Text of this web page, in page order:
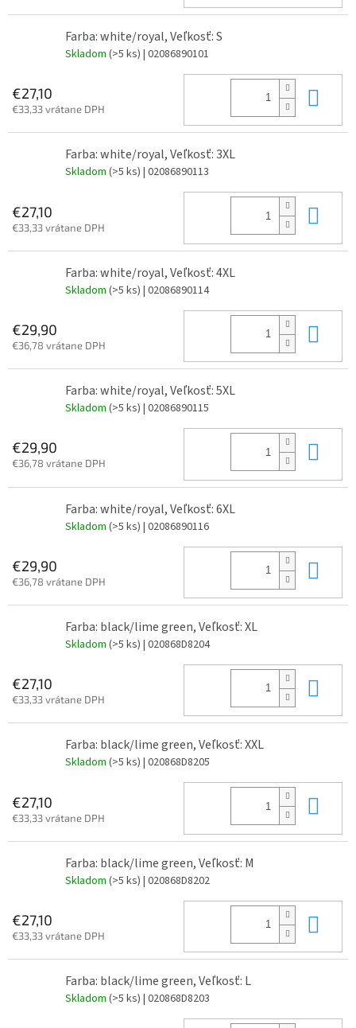
Farba: white/royal, Veľkosť: S
Skladom (>5 ks) | 02086890101
€27,10
€33,33 vrátane DPH
Farba: white/royal, Veľkosť: 3XL
Skladom (>5 ks) | 02086890113
€27,10
€33,33 vrátane DPH
Farba: white/royal, Veľkosť: 4XL
Skladom (>5 ks) | 02086890114
€29,90
€36,78 vrátane DPH
Farba: white/royal, Veľkosť: 5XL
Skladom (>5 ks) | 02086890115
€29,90
€36,78 vrátane DPH
Farba: white/royal, Veľkosť: 6XL
Skladom (>5 ks) | 02086890116
€29,90
€36,78 vrátane DPH
Farba: black/lime green, Veľkosť: XL
Skladom (>5 ks) | 020868D8204
€27,10
€33,33 vrátane DPH
Farba: black/lime green, Veľkosť: XXL
Skladom (>5 ks) | 020868D8205
€27,10
€33,33 vrátane DPH
Farba: black/lime green, Veľkosť: M
Skladom (>5 ks) | 020868D8202
€27,10
€33,33 vrátane DPH
Farba: black/lime green, Veľkosť: L
Skladom (>5 ks) | 020868D8203